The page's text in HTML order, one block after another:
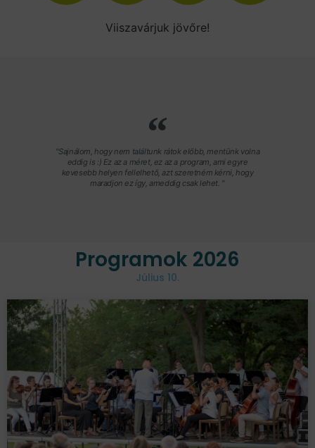
Viiszavárjuk jövőre!
"Sajnálom, hogy nem találtunk rátok előbb, mentünk volna
eddig is :) Ez az a méret, ez az a program, ami egyre
kevesebb helyen fellelhető, azt szeretném kérni, hogy
maradjon ez így, ameddig csak lehet. "
Programok 2026
Július 10.